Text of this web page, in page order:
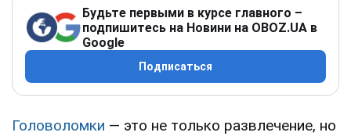
Будьте первыми в курсе главного –
подпишитесь на Новини на OBOZ.UA в
Google
Подписаться
Головоломки — это не только развлечение, но